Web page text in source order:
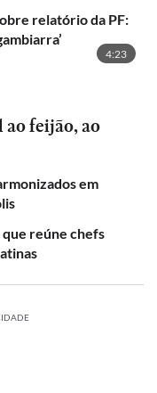
relatório da PF:
4:23
ao feijão, ao
em
reúne chefs